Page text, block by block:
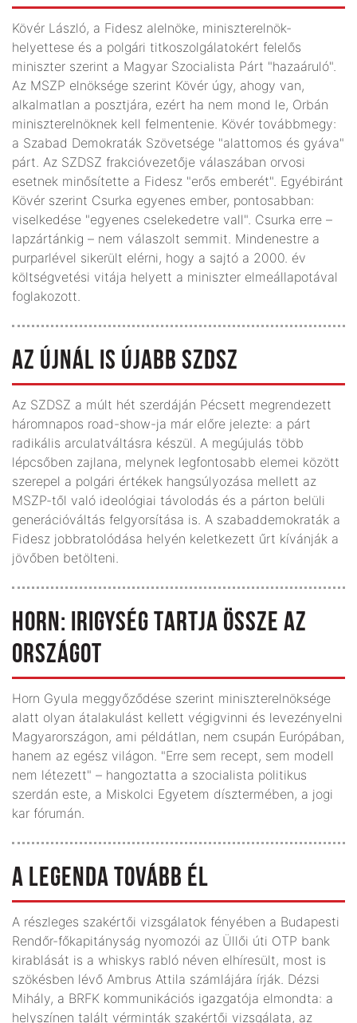
Kövér László, a Fidesz alelnöke, miniszterelnök-
helyettese és a polgári titkoszolgálatokért felelős
miniszter szerint a Magyar Szocialista Párt "hazaáruló".
Az MSZP elnöksége szerint Kövér úgy, ahogy van,
alkalmatlan a posztjára, ezért ha nem mond le, Orbán
miniszterelnöknek kell felmentenie. Kövér továbbmegy:
a Szabad Demokraták Szövetsége "alattomos és gyáva"
párt. Az SZDSZ frakcióvezetője válaszában orvosi
esetnek minősítette a Fidesz "erős emberét". Egyébiránt
Kövér szerint Csurka egyenes ember, pontosabban:
viselkedése "egyenes cselekedetre vall". Csurka erre –
lapzártánkig – nem válaszolt semmit. Mindenestre a
purparlével sikerült elérni, hogy a sajtó a 2000. év
költségvetési vitája helyett a miniszter elmeállapotával
foglakozott.
AZ ÚJNÁL IS ÚJABB SZDSZ
Az SZDSZ a múlt hét szerdáján Pécsett megrendezett
háromnapos road-show-ja már előre jelezte: a párt
radikális arculatváltásra készül. A megújulás több
lépcsőben zajlana, melynek legfontosabb elemei között
szerepel a polgári értékek hangsúlyozása mellett az
MSZP-től való ideológiai távolodás és a párton belüli
generációváltás felgyorsítása is. A szabaddemokraták a
Fidesz jobbratolódása helyén keletkezett űrt kívánják a
jövőben betölteni.
HORN: IRIGYSÉG TARTJA ÖSSZE AZ
ORSZÁGOT
Horn Gyula meggyőződése szerint miniszterelnöksége
alatt olyan átalakulást kellett végigvinni és levezényelni
Magyarországon, ami példátlan, nem csupán Európában,
hanem az egész világon. "Erre sem recept, sem modell
nem létezett" – hangoztatta a szocialista politikus
szerdán este, a Miskolci Egyetem dísztermében, a jogi
kar fórumán.
A LEGENDA TOVÁBB ÉL
A részleges szakértői vizsgálatok fényében a Budapesti
Rendőr-főkapitányság nyomozói az Üllői úti OTP bank
kirablását is a whiskys rabló néven elhíresült, most is
szökésben lévő Ambrus Attila számlájára írják. Dézsi
Mihály, a BRFK kommunikációs igazgatója elmondta: a
helyszínen talált vérminták szakértői vizsgálata, az